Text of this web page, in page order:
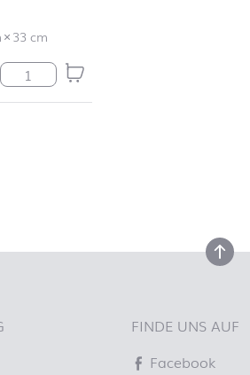
×33 cm
Spreewald Menge
FINDE UNS AUF
Facebook